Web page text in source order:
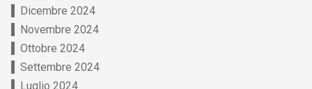
Dicembre 2024
Novembre 2024
Ottobre 2024
Settembre 2024
Luglio 2024